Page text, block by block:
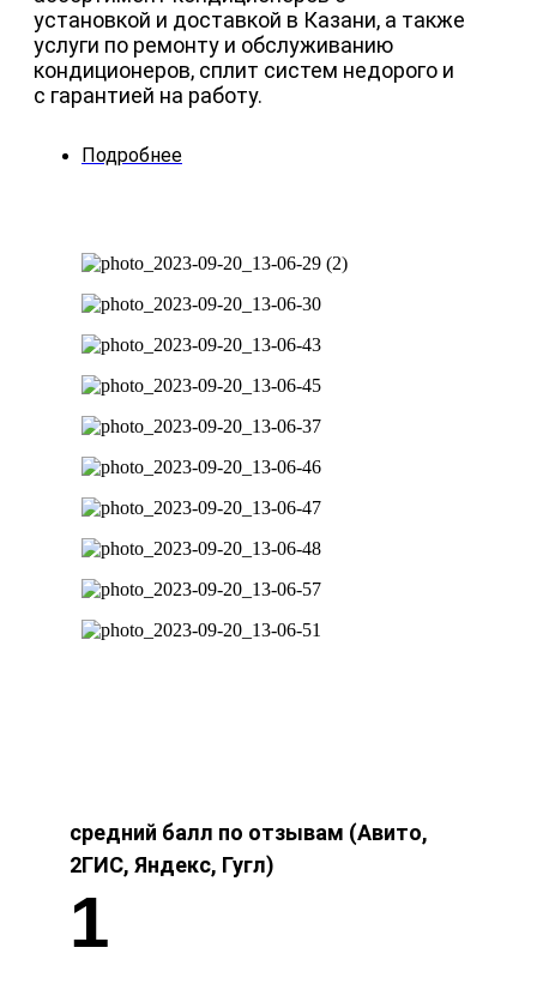
установкой и доставкой в Казани, а также
услуги по ремонту и обслуживанию
кондиционеров, сплит систем недорого и
с гарантией на работу.
Подробнее
средний балл по отзывам (Авито,
2ГИС, Яндекс, Гугл)
1